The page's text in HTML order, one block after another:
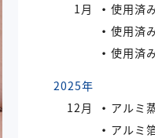
1月
使用済みPP
使用済みPPバン
使用済みPPクリアファイ
2025年
12月
アルミ蒸着
アルミ箔付きPP複合